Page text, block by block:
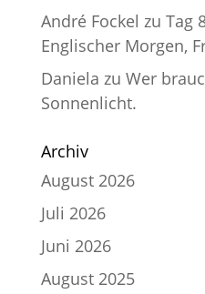
André Fockel zu Tag
Englischer Morgen,
Daniela zu Wer
Sonnenlicht.
Archiv
August 2026
Juli 2026
Juni 2026
August 2025